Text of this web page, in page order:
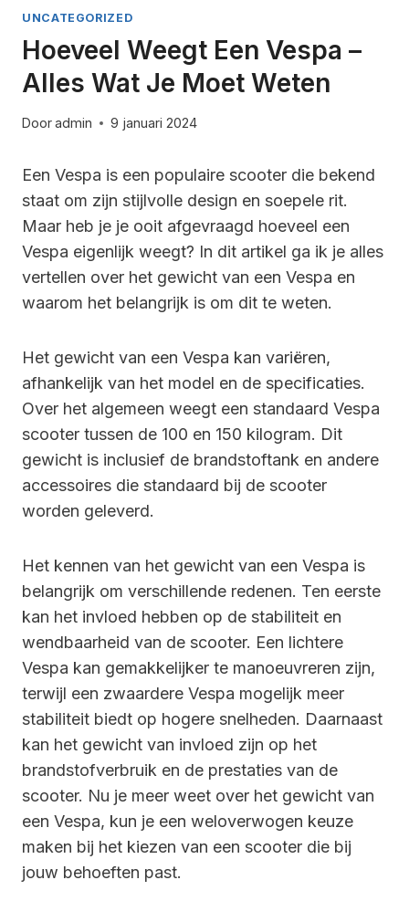
UNCATEGORIZED
Hoeveel Weegt Een Vespa –
Alles Wat Je Moet Weten
Dooradmin 9 januari 2024
Een Vespa is een populaire scooter die bekend
staat om zijn stijlvolle design en soepele rit.
Maar heb je je ooit afgevraagd hoeveel een
Vespa eigenlijk weegt? In dit artikel ga ik je alles
vertellen over het gewicht van een Vespa en
waarom het belangrijk is om dit te weten.
Het gewicht van een Vespa kan variëren,
afhankelijk van het model en de specificaties.
Over het algemeen weegt een standaard Vespa
scooter tussen de 100 en 150 kilogram. Dit
gewicht is inclusief de brandstoftank en andere
accessoires die standaard bij de scooter
worden geleverd.
Het kennen van het gewicht van een Vespa is
belangrijk om verschillende redenen. Ten eerste
kan het invloed hebben op de stabiliteit en
wendbaarheid van de scooter. Een lichtere
Vespa kan gemakkelijker te manoeuvreren zijn,
terwijl een zwaardere Vespa mogelijk meer
stabiliteit biedt op hogere snelheden. Daarnaast
kan het gewicht van invloed zijn op het
brandstofverbruik en de prestaties van de
scooter. Nu je meer weet over het gewicht van
een Vespa, kun je een weloverwogen keuze
maken bij het kiezen van een scooter die bij
jouw behoeften past.